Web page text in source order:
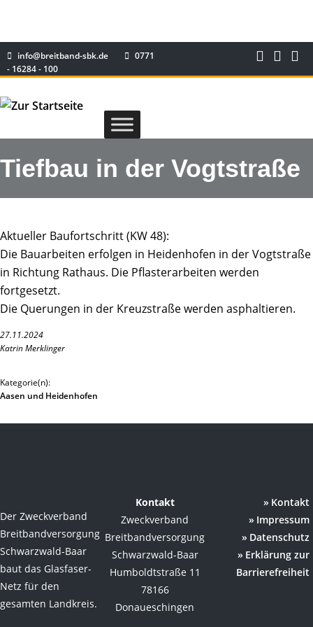
info@breitband-sbk.de
0771
- 16284 - 100
Tiefbau in der Vogtstraße
Aktueller Baufortschritt (KW 48):
Die Bauarbeiten erfolgen in Heidenhofen in der Vogtstraße
in Richtung Rathaus. Die Pflasterarbeiten werden
fortgesetzt.
Die Querungen in der Kreuzstraße werden asphaltieren.
27.11.2024
Katrin Merklinger
Kategorie(n):
Aasen und Heidenhofen
Der Zweckverband
Breitbandversorgung
Schwarzwald-Baar
baut das Glasfaser-
Netz für den
gesamten Landkreis.
Kontakt
Zweckverband
Breitbandversorgung
Schwarzwald-Baar
Humboldtstraße 11
78166
Donaueschingen
Kontakt
Impressum
Datenschutz
Erklärung zur
Barrierefreiheit